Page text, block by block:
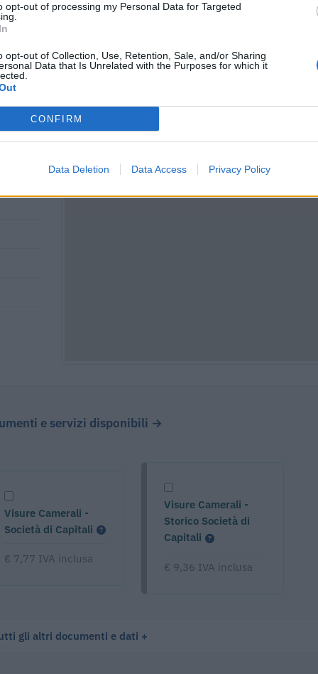
opt-out of processing my Personal Data for Targeted
opt-out of Collection, Use, Retention, Sale, and/or Sharing
Data that Is Unrelated with the Purposes for which it
CONFIRM
Data Deletion Data Access Privacy Policy
Agricola (24.491.879 euro) èsuperiore allamediana
euro), calcolata su 135 imprese.
divisione ATECO e provincia.
e servizi disponibili →
Visure Camerali -
Società di Capitali
€ 7,77 IVA inclusa
Visure Camerali -
Storico Società di
Capitali
€ 9,36 IVA inclusa
gli altri documenti e dati